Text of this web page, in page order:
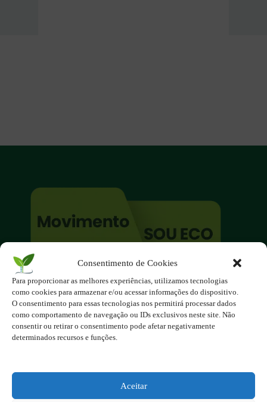
Consentimento de Cookies
Para proporcionar as melhores experiências, utilizamos tecnologias
como cookies para armazenar e/ou acessar informações do dispositivo.
O consentimento para essas tecnologias nos permitirá processar dados
como comportamento de navegação ou IDs exclusivos neste site. Não
consentir ou retirar o consentimento pode afetar negativamente
determinados recursos e funções.
Aceitar
O site é um movimento ambientalista!
Participe você também!
Podemos fazer muito
se nos unirmos!
Inscreva-se na Newsletter